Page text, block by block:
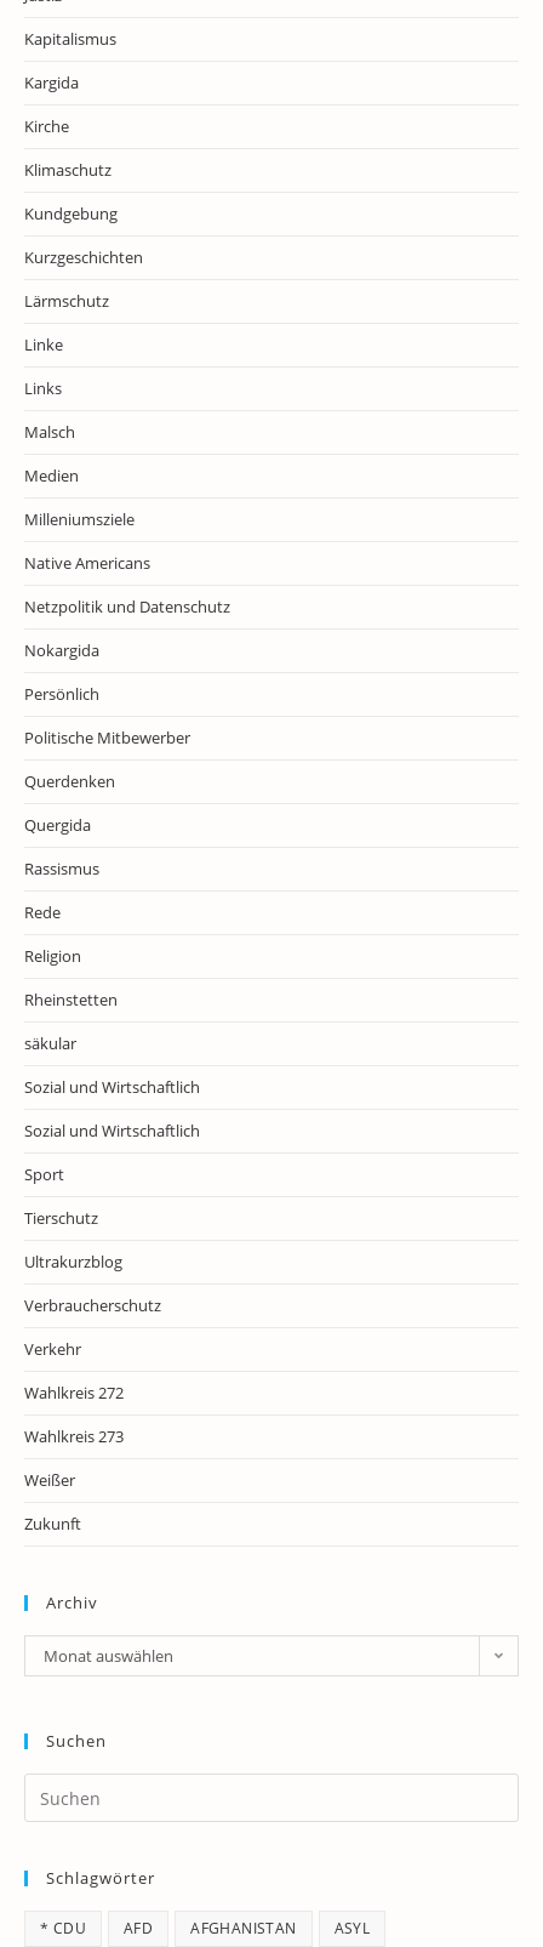
Kapitalismus
Kargida
Kirche
Klimaschutz
Kundgebung
Kurzgeschichten
Lärmschutz
Linke
Links
Malsch
Medien
Milleniumsziele
Native Americans
Netzpolitik und Datenschutz
Nokargida
Persönlich
Politische Mitbewerber
Querdenken
Quergida
Rassismus
Rede
Religion
Rheinstetten
säkular
Sozial und Wirtschaftlich
Sozial und Wirtschaftlich
Sport
Tierschutz
Ultrakurzblog
Verbraucherschutz
Verkehr
Wahlkreis 272
Wahlkreis 273
Weißer
Zukunft
Archiv
Archiv
Monat auswählen
Suchen
Schlagwörter
* CDU AFD AFGHANISTAN ASYL